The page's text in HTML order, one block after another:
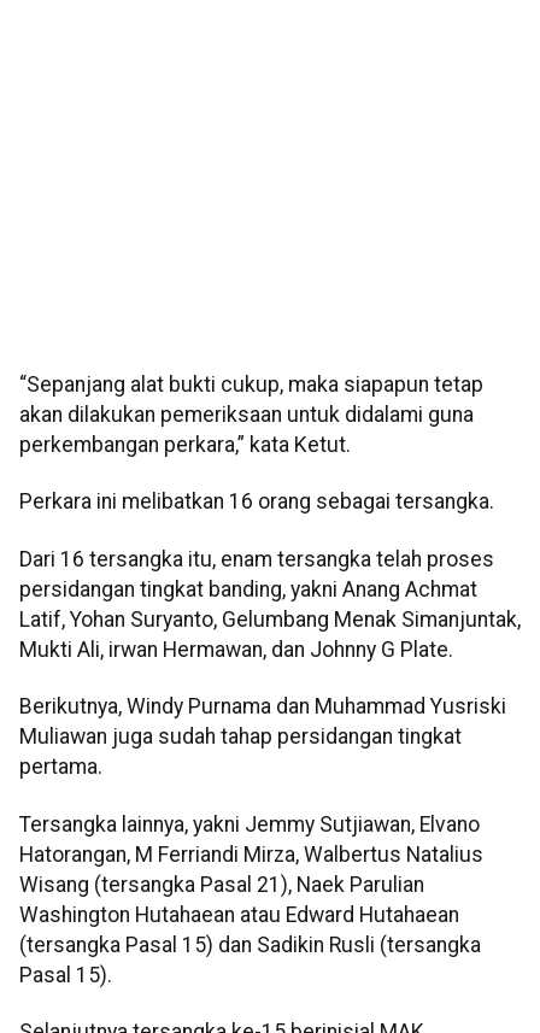
“Sepanjang alat bukti cukup, maka siapapun tetap
akan dilakukan pemeriksaan untuk didalami guna
perkembangan perkara,” kata Ketut.
Perkara ini melibatkan 16 orang sebagai tersangka.
Dari 16 tersangka itu, enam tersangka telah proses
persidangan tingkat banding, yakni Anang Achmat
Latif, Yohan Suryanto, Gelumbang Menak Simanjuntak,
Mukti Ali, irwan Hermawan, dan Johnny G Plate.
Berikutnya, Windy Purnama dan Muhammad Yusriski
Muliawan juga sudah tahap persidangan tingkat
pertama.
Tersangka lainnya, yakni Jemmy Sutjiawan, Elvano
Hatorangan, M Ferriandi Mirza, Walbertus Natalius
Wisang (tersangka Pasal 21), Naek Parulian
Washington Hutahaean atau Edward Hutahaean
(tersangka Pasal 15) dan Sadikin Rusli (tersangka
Pasal 15).